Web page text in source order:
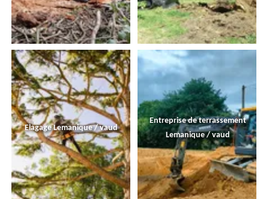
Elagage Lemanique / vaud
Entreprise de terrassement
Lemanique / vaud